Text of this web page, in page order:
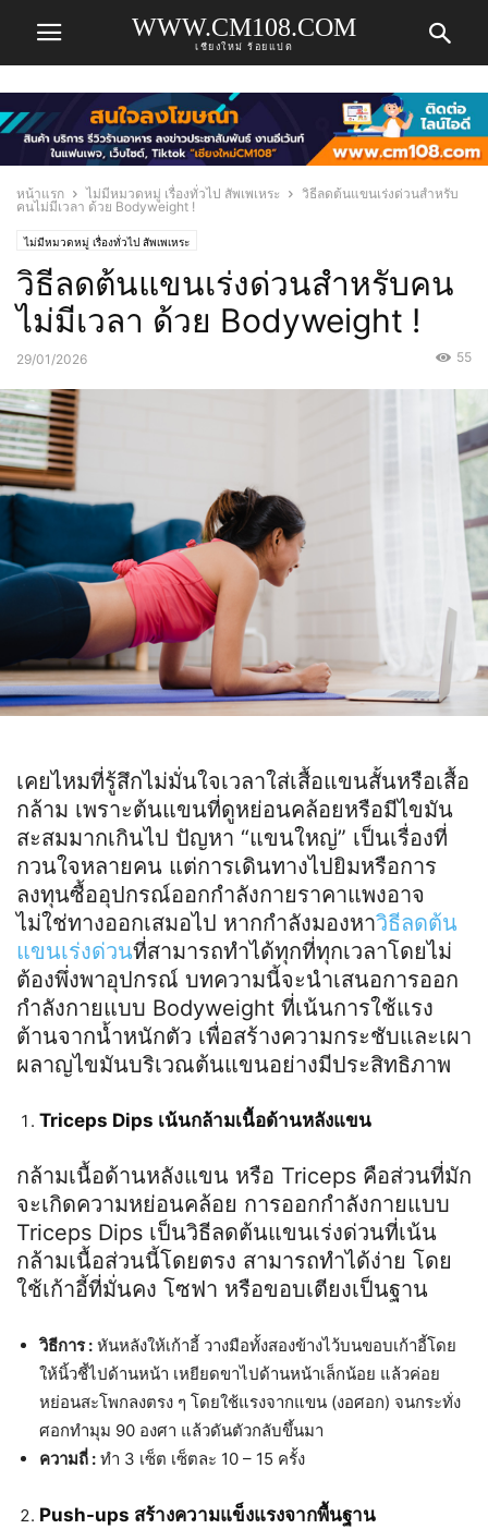
WWW.CM108.COM
เชียงใหม่ ร้อยแปด
หน้าแรก ไม่มีหมวดหมู่ เรื่องทั่วไป สัพเพเหระ
วิธีลดต้นแขนเร่งด่วนสำหรับ
คนไม่มีเวลา ด้วย Bodyweight !
ไม่มีหมวดหมู่ เรื่องทั่วไป สัพเพเหระ
วิธีลดต้นแขนเร่งด่วนสำหรับคน
ไม่มีเวลา ด้วย Bodyweight !
29/01/2026 55
เคยไหมที่รู้สึกไม่มั่นใจเวลาใส่เสื้อแขนสั้นหรือเสื้อ
กล้าม เพราะต้นแขนที่ดูหย่อนคล้อยหรือมีไขมัน
สะสมมากเกินไป ปัญหา “แขนใหญ่” เป็นเรื่องที่
กวนใจหลายคน แต่การเดินทางไปยิมหรือการ
ลงทุนซื้ออุปกรณ์ออกกำลังกายราคาแพงอาจ
ไม่ใช่ทางออกเสมอไป หากกำลังมองหาวิธีลดต้น
แขนเร่งด่วนที่สามารถทำได้ทุกที่ทุกเวลาโดยไม่
ต้องพึ่งพาอุปกรณ์ บทความนี้จะนำเสนอการออก
กำลังกายแบบ Bodyweight ที่เน้นการใช้แรง
ต้านจากน้ำหนักตัว เพื่อสร้างความกระชับและเผา
ผลาญไขมันบริเวณต้นแขนอย่างมีประสิทธิภาพ
Triceps Dips เน้นกล้ามเนื้อด้านหลังแขน
กล้ามเนื้อด้านหลังแขน หรือ Triceps คือส่วนที่มัก
จะเกิดความหย่อนคล้อย การออกกำลังกายแบบ
Triceps Dips เป็นวิธีลดต้นแขนเร่งด่วนที่เน้น
กล้ามเนื้อส่วนนี้โดยตรง สามารถทำได้ง่าย โดย
ใช้เก้าอี้ที่มั่นคง โซฟา หรือขอบเตียงเป็นฐาน
วิธีการ : หันหลังให้เก้าอี้ วางมือทั้งสองข้างไว้บนขอบเก้าอี้โดย
ให้นิ้วชี้ไปด้านหน้า เหยียดขาไปด้านหน้าเล็กน้อย แล้วค่อย
หย่อนสะโพกลงตรง ๆ โดยใช้แรงจากแขน (งอศอก) จนกระทั่ง
ศอกทำมุม 90 องศา แล้วดันตัวกลับขึ้นมา
ความถี่ : ทำ 3 เซ็ต เซ็ตละ 10 – 15 ครั้ง
Push-ups สร้างความแข็งแรงจากพื้นฐาน